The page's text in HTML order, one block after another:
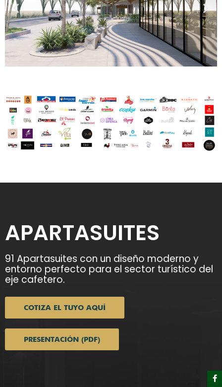
APARTASUITES
91 Apartasuites con un diseño moderno y
entorno perfecto para el sector turístico del
eje cafetero.
COTIZA EL TUYO AQUÍ
PRESENTACIÓN (PDF)
f